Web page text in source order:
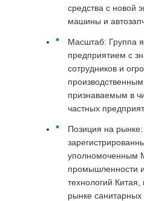
средства с новой
машины и
Масштаб: Группа
предприятием с
сотрудников и
признаваемым в
частных
Позиция на
уполномоченным
промышленности
технологий
рынке санитарных